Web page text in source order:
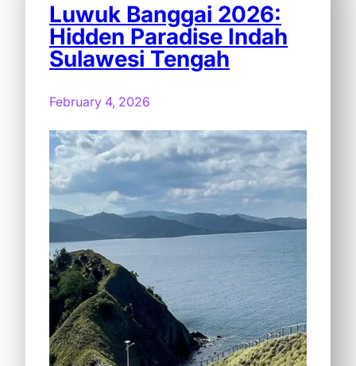
Luwuk Banggai 2026:
Hidden Paradise Indah
Sulawesi Tengah
February 4, 2026